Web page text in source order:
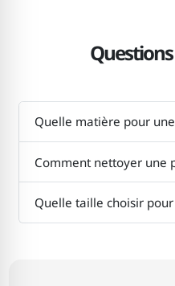
Quelle matière pour
Comment nettoyer une
Quelle taille choisir